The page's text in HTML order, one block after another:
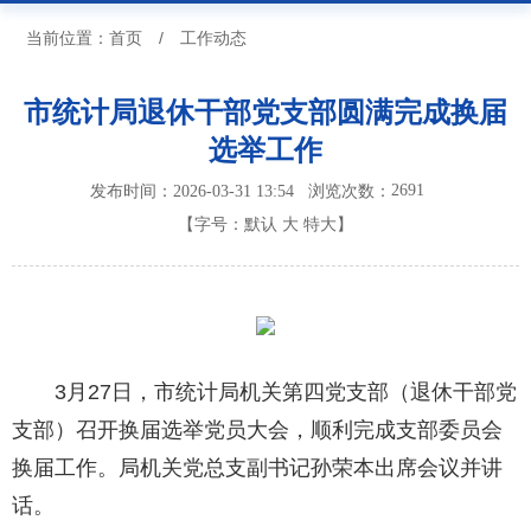
当前位置： 首页 / 工作动态
市统计局退休干部党支部圆满完成换届
选举工作
发布时间：2026-03-31 13:54浏览次数：2691
【字号： 默认 大 特大 】
3月27日，市统计局机关第四党支部（退休干部党
支部）召开换届选举党员大会，顺利完成支部委员会
换届工作。局机关党总支副书记孙荣本出席会议并讲
话。